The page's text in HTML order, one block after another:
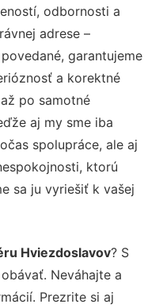
odbornosti a
adrese –
garantujeme
a korektné
po samotné
aj my sme iba
spolupráce, ale aj
ktorú
sa ju vyriešiť k vašej
Hviezdoslavov? S
Neváhajte a
Prezrite si aj